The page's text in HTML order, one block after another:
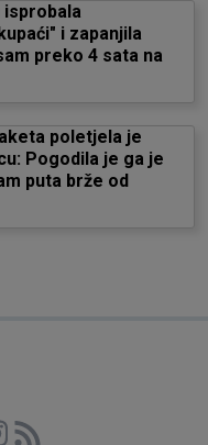
isprobala
i zapanjila
preko 4 sata na
poletjela je
Pogodila je ga je
puta brže od